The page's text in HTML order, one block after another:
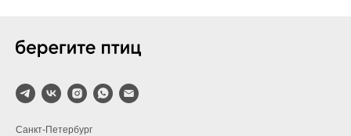
Санкт-Петербург